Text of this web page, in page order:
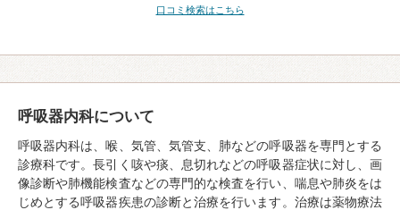
口コミ検索はこちら
呼吸器内科について
呼吸器内科は、喉、気管、気管支、肺などの呼吸器を専門とする
診療科です。長引く咳や痰、息切れなどの呼吸器症状に対し、画
像診断や肺機能検査などの専門的な検査を行い、喘息や肺炎をは
じめとする呼吸器疾患の診断と治療を行います。治療は薬物療法